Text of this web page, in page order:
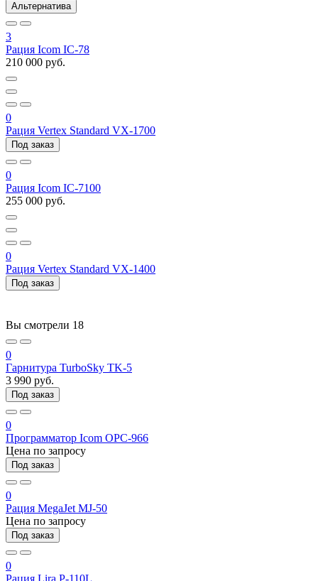
Альтернатива
3
Рация Icom IC-78
210 000 руб.
0
Рация Vertex Standard VX-1700
Под заказ
0
Рация Icom IC-7100
255 000 руб.
0
Рация Vertex Standard VX-1400
Под заказ
Вы смотрели 18
0
Гарнитура TurboSky TK-5
3 990 руб.
Под заказ
0
Программатор Icom OPC-966
Цена по запросу
Под заказ
0
Рация MegaJet MJ-50
Цена по запросу
Под заказ
0